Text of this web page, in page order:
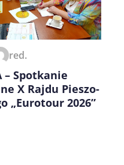
red.
– Spotkanie
X Rajdu Pieszo-
„Eurotour 2026”